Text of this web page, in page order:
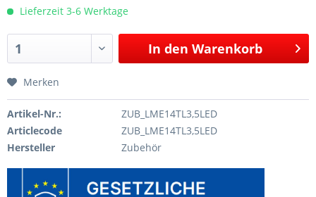
Lieferzeit 3-6 Werktage
In den Warenkorb
Merken
Artikel-Nr.:
ZUB_LME14TL3,5LED
Articlecode
ZUB_LME14TL3,5LED
Hersteller
Zubehör